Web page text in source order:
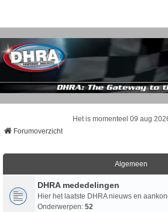
Het is momenteel 09 aug
Forumoverzicht
Algemeen
DHRA mededelingen
Hier het laatste DHRA nieuws en
Onderwerpen: 52